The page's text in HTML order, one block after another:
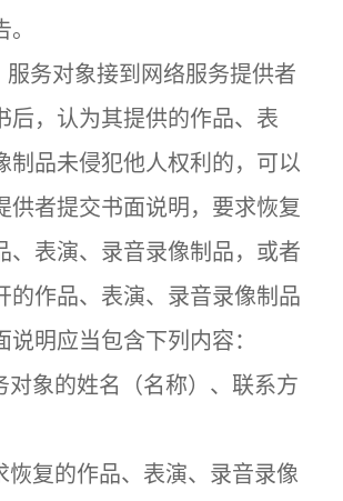
服务对象接到网络服务提供者
后，认为其提供的作品、表
制品未侵犯他人权利的，可以
供者提交书面说明，要求恢复
、表演、录音录像制品，或者
的作品、表演、录音录像制品
说明应当包含下列内容：
象的姓名（名称）、联系方
复的作品、表演、录音录像